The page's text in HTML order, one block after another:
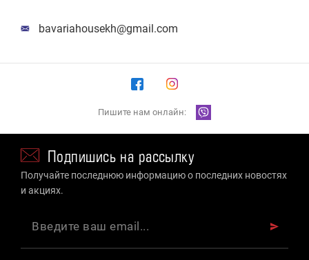
bavariahousekh@gmail.com
Пишите нам онлайн:
Подпишись на рассылку
Получайте последнюю информацию о последних новостях
и акциях.